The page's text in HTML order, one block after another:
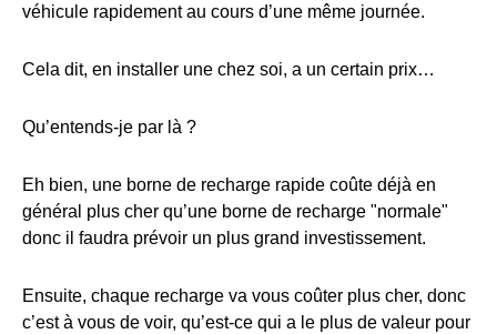
véhicule rapidement au cours d’une même journée.
Cela dit, en installer une chez soi, a un certain prix…
Qu’entends-je par là ?
Eh bien, une borne de recharge rapide coûte déjà en
général plus cher qu’une borne de recharge "normale"
donc il faudra prévoir un plus grand investissement.
Ensuite, chaque recharge va vous coûter plus cher, donc
c’est à vous de voir, qu’est-ce qui a le plus de valeur pour